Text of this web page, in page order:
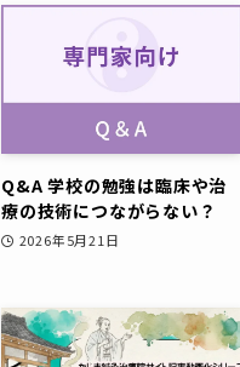
Q&A 学校の勉強は臨床や治
療の技術につながらない？
2026年5月21日